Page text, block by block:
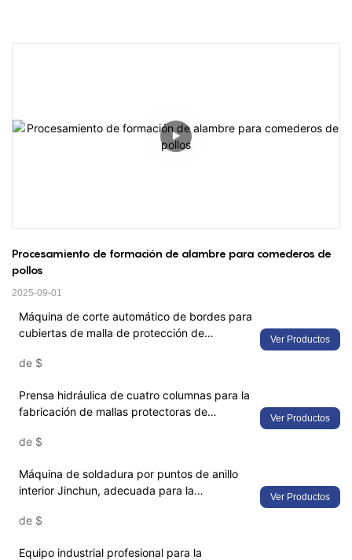
Procesamiento de formación de alambre para comederos de
pollos
2025-09-01
Máquina de corte automático de bordes para
cubiertas de malla de protección de
precisión con corte ajustable
de $
Ver Productos
Prensa hidráulica de cuatro columnas para la
fabricación de mallas protectoras de
resistencia con conformado de precisión
de $
Ver Productos
Máquina de soldadura por puntos de anillo
interior Jinchun, adecuada para la
protección de ventiladores.
de $
Ver Productos
Equipo industrial profesional para la